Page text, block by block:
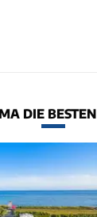
DIE